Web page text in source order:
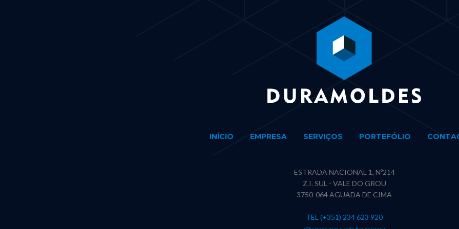
INÍCIO EMPRESA SERVIÇOS PORTEFÓLIO
ESTRADA NACIONAL 1, Nº214
Z.I. SUL - VALE DO GROU
3750-064 AGUADA DE CIMA
TEL (+351) 234 623 920